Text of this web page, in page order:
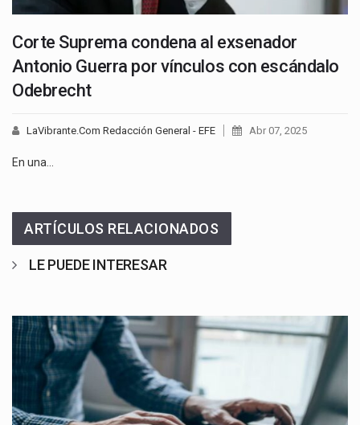
Corte Suprema condena al exsenador
Antonio Guerra por vínculos con escándalo
Odebrecht
LaVibrante.Com Redacción General - EFE Abr 07, 2025
En una…
ARTÍCULOS RELACIONADOS
LE PUEDE INTERESAR